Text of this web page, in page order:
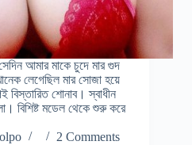
আমার মাকে চুদে মার গুদ
লেগেছিল মার সোজা হয়ে
শোনাব। স্বাধীন
বিশিষ্ট মডেল থেকে শুরু করে
2 Comments